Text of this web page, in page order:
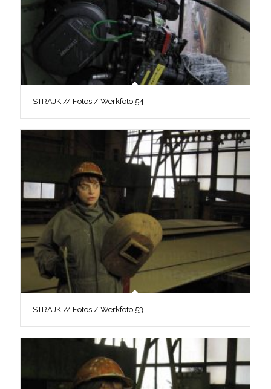
STRAJK // Fotos / Werkfoto 54
STRAJK // Fotos / Werkfoto 53